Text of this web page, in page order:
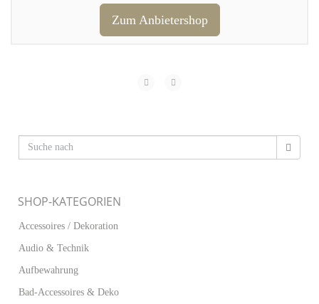
Zum Anbietershop
SHOP-KATEGORIEN
Accessoires / Dekoration
Audio & Technik
Aufbewahrung
Bad-Accessoires & Deko